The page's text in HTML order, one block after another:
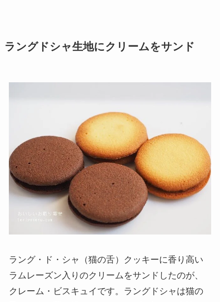
ラングドシャ生地にクリームをサンド
ラング・ド・シャ（猫の舌）クッキーに香り高い
ラムレーズン入りのクリームをサンドしたのが、
クレーム・ビスキュイです。ラングドシャは猫の